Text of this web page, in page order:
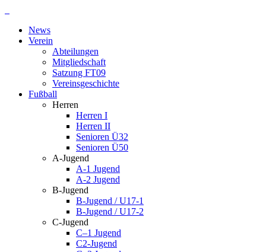
springenNews
Verein
Abteilungen
Mitgliedschaft
Satzung FT09
Vereinsgeschichte
Fußball
Herren
Herren I
Herren II
Senioren Ü32
Senioren Ü50
A-Jugend
A-1 Jugend
A-2 Jugend
B-Jugend
B-Jugend / U17-1
B-Jugend / U17-2
C-Jugend
C–1 Jugend
C2-Jugend